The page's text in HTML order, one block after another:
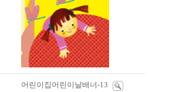
어린이집어린이날배너-13